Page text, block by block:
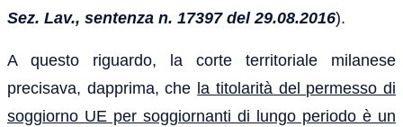
Sez. Lav., sentenza n. 17397 del 29.08.2016).
A questo riguardo, la corte territoriale milanese
precisava, dapprima, che la titolarità del permesso di
soggiorno UE per soggiornanti di lungo periodo è un